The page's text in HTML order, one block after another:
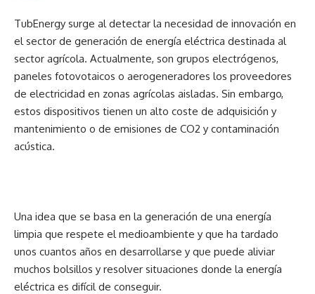
TubEnergy surge al detectar la necesidad de innovación en
el sector de generación de energía eléctrica destinada al
sector agrícola. Actualmente, son grupos electrógenos,
paneles fotovotaicos o aerogeneradores los proveedores
de electricidad en zonas agrícolas aisladas. Sin embargo,
estos dispositivos tienen un alto coste de adquisición y
mantenimiento o de emisiones de CO2 y contaminación
acústica.
Una idea que se basa en la generación de una energía
limpia que respete el medioambiente y que ha tardado
unos cuantos años en desarrollarse y que puede aliviar
muchos bolsillos y resolver situaciones donde la energía
eléctrica es difícil de conseguir.